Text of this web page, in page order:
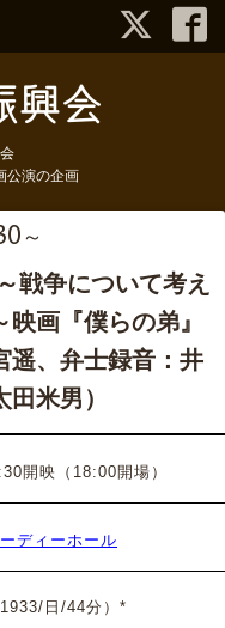
公演の企画
～
戦争について考え
画『僕らの弟』
遥、弁士録音：井
米男）
開映（18:00開場）
ディーホール
日/44分）*